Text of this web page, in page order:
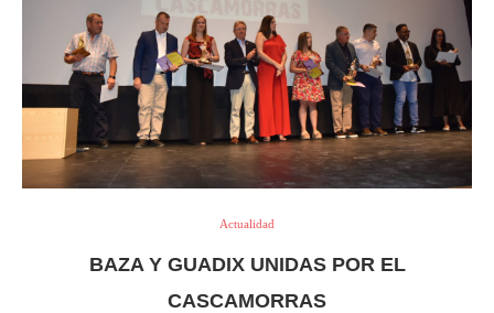
Actualidad
BAZA Y GUADIX UNIDAS POR EL
CASCAMORRAS